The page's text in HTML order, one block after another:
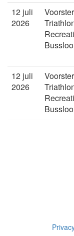
12 juli
2026
Voorster
Bussloo
12 juli
2026
Voorster
Bussloo